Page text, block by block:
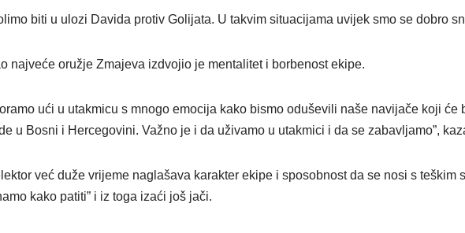
biti u ulozi Davida protiv Golijata. U takvim situacijama uvijek smo se dobro
najveće oružje Zmajeva izdvojio je mentalitet i borbenost ekipe.
ući u utakmicu s mnogo emocija kako bismo oduševili naše navijače koji će
u Bosni i Hercegovini. Važno je i da uživamo u utakmici i da se zabavljamo”,
već duže vrijeme naglašava karakter ekipe i sposobnost da se nosi s teškim
kako patiti” i iz toga izaći još jači.